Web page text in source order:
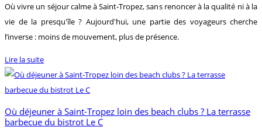
Où vivre un séjour calme à Saint-Tropez, sans renoncer à la qualité ni à la
vie de la presqu'île ? Aujourd'hui, une partie des voyageurs cherche
l’inverse : moins de mouvement, plus de présence.
Lire la suite
Où déjeuner à Saint-Tropez loin des beach clubs ? La terrasse
barbecue du bistrot Le C